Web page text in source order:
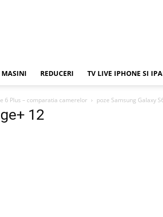
MASINI REDUCERI TV LIVE IPHONE SI
6 Plus – comparatia camerelor poze Samsung Galaxy
12